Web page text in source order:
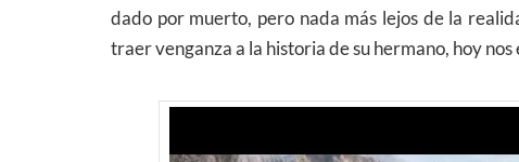
dado por muerto, pero nada más lejos de la
traer venganza a la historia de su hermano, hoy